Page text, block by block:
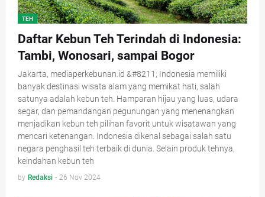
TEH
Daftar Kebun Teh Terindah di Indonesia:
Tambi, Wonosari, sampai Bogor
Jakarta, mediaperkebunan.id &#8211; Indonesia memiliki
banyak destinasi wisata alam yang memikat hati, salah
satunya adalah kebun teh. Hamparan hijau yang luas, udara
segar, dan pemandangan pegunungan yang menenangkan
menjadikan kebun teh pilihan favorit untuk wisatawan yang
mencari ketenangan. Indonesia dikenal sebagai salah satu
negara penghasil teh terbaik di dunia. Selain produk tehnya,
keindahan kebun teh
by Redaksi - 26 Nov 2024